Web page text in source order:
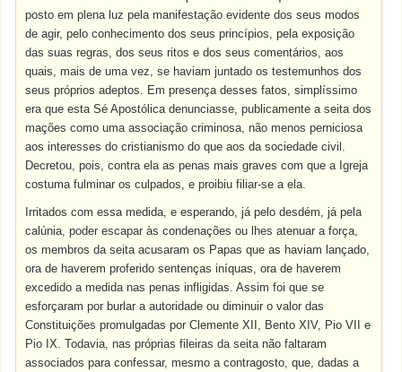
posto em plena luz pela manifestação evidente dos seus modos
de agir, pelo conhecimento dos seus princípios, pela exposição
das suas regras, dos seus ritos e dos seus comentários, aos
quais, mais de uma vez, se haviam juntado os testemunhos dos
seus próprios adeptos. Em presença desses fatos, simplíssimo
era que esta Sé Apostólica denunciasse, publicamente a seita dos
mações como uma associação criminosa, não menos perniciosa
aos interesses do cristianismo do que aos da sociedade civil.
Decretou, pois, contra ela as penas mais graves com que a Igreja
costuma fulminar os culpados, e proibiu filiar-se a ela.
Irritados com essa medida, e esperando, já pelo desdém, já pela
calúnia, poder escapar às condenações ou lhes atenuar a força,
os membros da seita acusaram os Papas que as haviam lançado,
ora de haverem proferido sentenças iníquas, ora de haverem
excedido a medida nas penas infligidas. Assim foi que se
esforçaram por burlar a autoridade ou diminuir o valor das
Constituições promulgadas por Clemente XII, Bento XIV, Pio VII e
Pio IX. Todavia, nas próprias fileiras da seita não faltaram
associados para confessar, mesmo a contragosto, que, dadas a